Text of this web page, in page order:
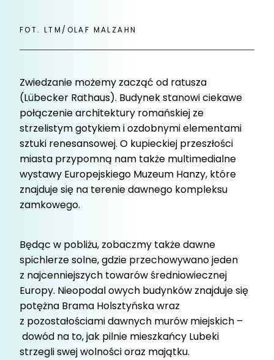
FOT. LTM/OLAF MALZAHN
Zwiedzanie możemy zacząć od ratusza
(Lübecker Rathaus). Budynek stanowi ciekawe
połączenie architektury romańskiej ze
strzelistym gotykiem i ozdobnymi elementami
sztuki renesansowej. O kupieckiej przeszłości
miasta przypomną nam także multimedialne
wystawy Europejskiego Muzeum Hanzy, które
znajduje się na terenie dawnego kompleksu
zamkowego.
Będąc w pobliżu, zobaczmy także dawne
spichlerze solne, gdzie przechowywano jeden
z najcenniejszych towarów średniowiecznej
Europy. Nieopodal owych budynków znajduje się
potężna Brama Holsztyńska wraz
z pozostałościami dawnych murów miejskich –
dowód na to, jak pilnie mieszkańcy Lubeki
strzegli swej wolności oraz majątku.